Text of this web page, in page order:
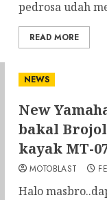
pedrosa udah
READ MORE
NEWS
New
bakal
kayak MT-
MOTOBLAST
Halo